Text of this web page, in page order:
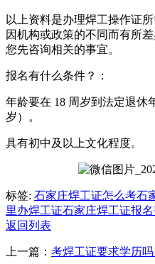
以上资料是办理焊工操作证
因机构或政策的不同而有所
您先咨询相关的事宜。
报名有什么条件？：
年龄要在 18 周岁到法定退休
岁）。
具有初中及以上文化程度。
标签: 石家庄焊工证怎么考石
里办焊工证石家庄焊工证报
返回列表
上一篇： 考焊工证要求学历